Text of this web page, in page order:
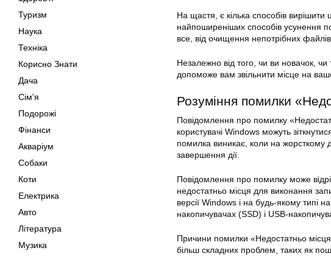
Туризм
Наука
Техніка
Корисно Знати
Дача
Сім'я
Подорожі
Фінанси
Акваріум
Собаки
Коти
Електрика
Авто
Література
Музика
На щастя, є кілька способів
найпоширеніших способів усунення
все, від очищення непотрібних
Незалежно від того, чи ви новачок,
допоможе вам звільнити місце на
Розуміння помилки
Повідомлення про помилку
користувачі Windows можуть
помилка виникає, коли на жорсткому
завершення дії.
Повідомлення про помилку може
недостатньо місця для виконання
версії Windows і на будь-якому типі
накопичувачах (SSD) і USB-
Причини помилки «Недостатньо місця
більш складних проблем, таких як